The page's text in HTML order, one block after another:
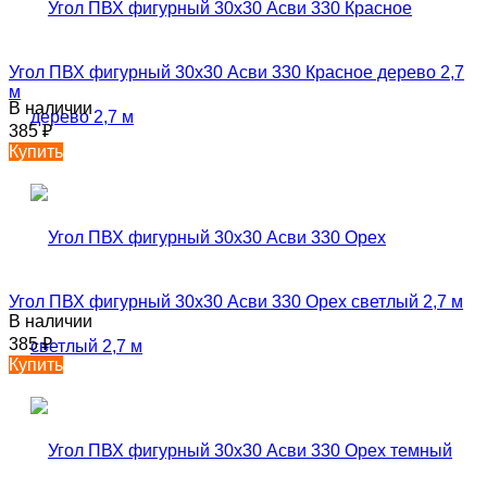
Угол ПВХ фигурный 30х30 Асви 330 Красное дерево 2,7
м
В наличии
385₽
Купить
Угол ПВХ фигурный 30х30 Асви 330 Орех светлый 2,7 м
В наличии
385₽
Купить